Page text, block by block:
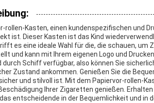
rollen-Kasten, einen kundenspezifischen und
ist. Dieser Kasten ist das Kind
es eine ideale Wahl für die, die schauen, um
und kann mit Ihrem eigenen Logo und
Schiff verfügbar, also können Sie
Zustand ankommen. Genießen Sie die
und stilvoll ist. Mit dem Papiervor-rollen-
Ihrer Zigaretten genießen.
entscheidende in der Bequemlichkeit und in